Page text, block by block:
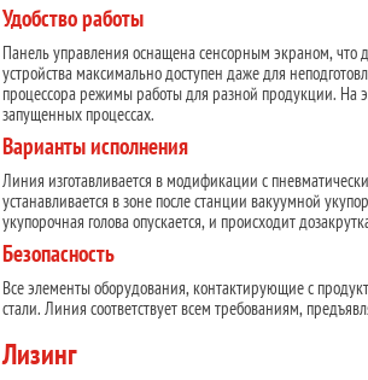
Удобство работы
Панель управления оснащена сенсорным экраном, что
устройства максимально доступен даже для
процессора режимы работы для разной продукции. На
запущенных процессах.
Варианты исполнения
Линия изготавливается в модификации с
устанавливается в зоне после станции вакуумной
укупорочная голова опускается, и происходит
Безопасность
Все элементы оборудования, контактирующие с
стали. Линия соответствует всем требованиям,
Лизинг